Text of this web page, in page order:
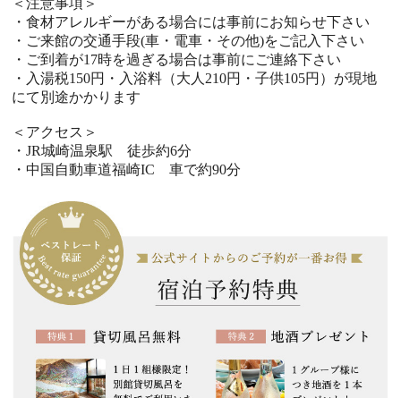
＜注意事項＞
・食材アレルギーがある場合には事前にお知らせ下さい
・ご来館の交通手段(車・電車・その他)をご記入下さい
・ご到着が17時を過ぎる場合は事前にご連絡下さい
・入湯税150円・入浴料（大人210円・子供105円）が現地
にて別途かかります
＜アクセス＞
・JR城崎温泉駅 徒歩約6分
・中国自動車道福崎IC 車で約90分